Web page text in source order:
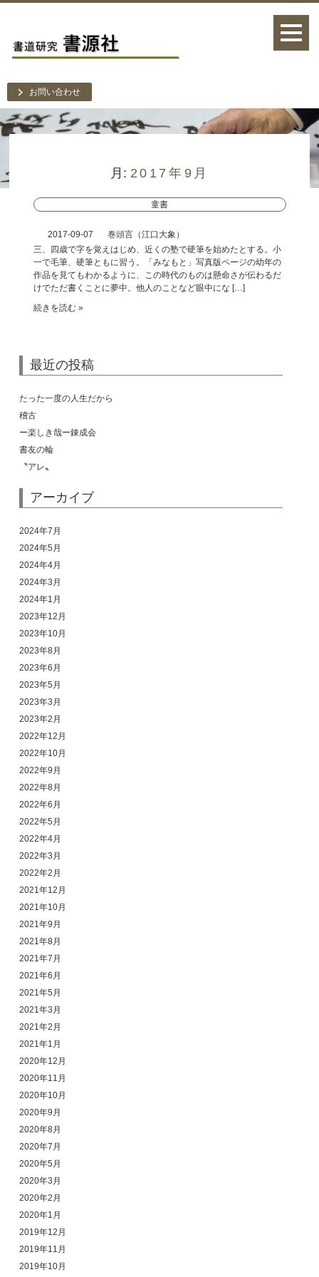
お問い合わせ
月: 2017年9月
童書
2017-09-07
巻頭言（江口大象）
三、四歳で字を覚えはじめ、近くの塾で硬筆を始めたとする。小
一で毛筆、硬筆ともに習う。「みなもと」写真版ページの幼年の
作品を見てもわかるように、この時代のものは懸命さが伝わるだ
けでただ書くことに夢中。他人のことなど眼中にな […]
続きを読む »
最近の投稿
たった一度の人生だから
稽古
ー楽しき哉ー錬成会
書友の輪
〝アレ〟
アーカイブ
2024年7月
2024年5月
2024年4月
2024年3月
2024年1月
2023年12月
2023年10月
2023年8月
2023年6月
2023年5月
2023年3月
2023年2月
2022年12月
2022年10月
2022年9月
2022年8月
2022年6月
2022年5月
2022年4月
2022年3月
2022年2月
2021年12月
2021年10月
2021年9月
2021年8月
2021年7月
2021年6月
2021年5月
2021年3月
2021年2月
2021年1月
2020年12月
2020年11月
2020年10月
2020年9月
2020年8月
2020年7月
2020年5月
2020年3月
2020年2月
2020年1月
2019年12月
2019年11月
2019年10月